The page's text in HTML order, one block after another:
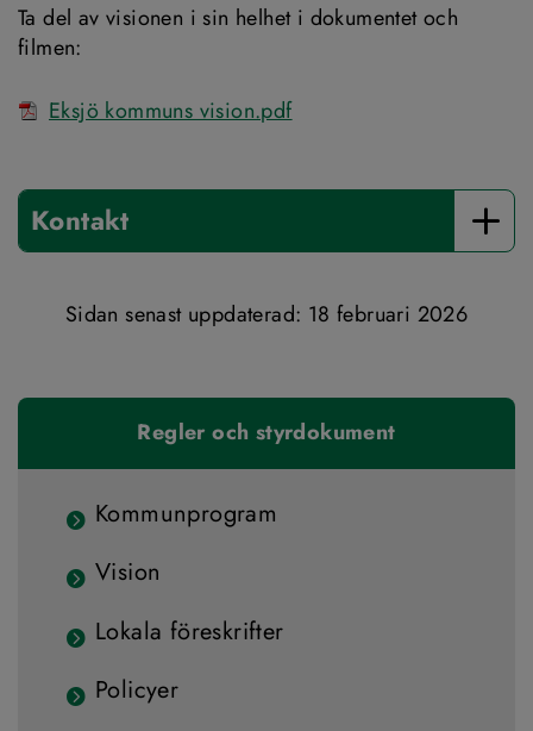
Ta del av visionen i sin helhet i dokumentet och
filmen:
Eksjö kommuns vision.pdfPdf, 421 kB.
Kontakt
Sidan senast uppdaterad: 18 februari 2026
Regler och styrdokument
Kommunprogram
Vision
Lokala föreskrifter
Policyer